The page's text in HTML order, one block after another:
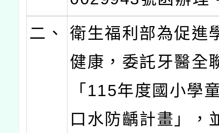
二、
衛生福利部為促進
健康，委託牙醫全
「115年度國小學
口水防齲計畫」，